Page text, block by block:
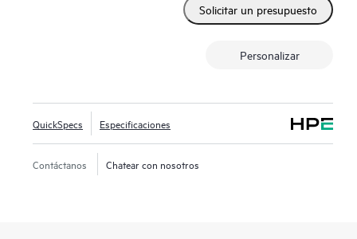
Solicitar un presupuesto
Personalizar
QuickSpecs Especificaciones
Contáctanos Chatear con nosotros